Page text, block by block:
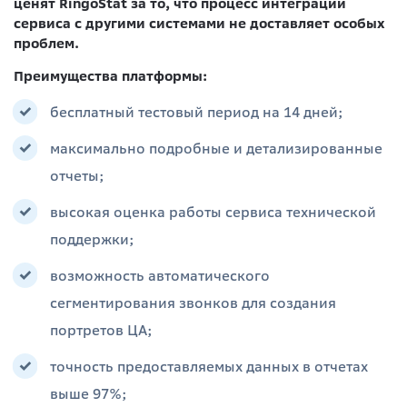
ценят RingoStat за то, что процесс интеграции
сервиса с другими системами не доставляет особых
проблем.
Преимущества платформы:
бесплатный тестовый период на 14 дней;
максимально подробные и детализированные
отчеты;
высокая оценка работы сервиса технической
поддержки;
возможность автоматического
сегментирования звонков для создания
портретов ЦА;
точность предоставляемых данных в отчетах
выше 97%;